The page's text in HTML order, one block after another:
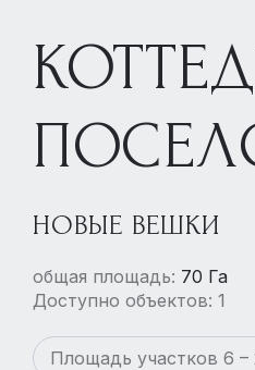
НОВЫЕ ВЕШКИ
общая площадь: 70 Га
Доступно объектов: 1
Площадь участков 6 –